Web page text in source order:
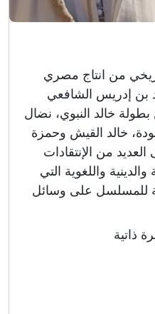
من انتاج مصري
بن إدريس الشافعي
خالد النبوي، نضال
خالد القيش وحمزة
من الإنتقادات
واللغوية التي
للمسلسل على وسائل
ذاتية